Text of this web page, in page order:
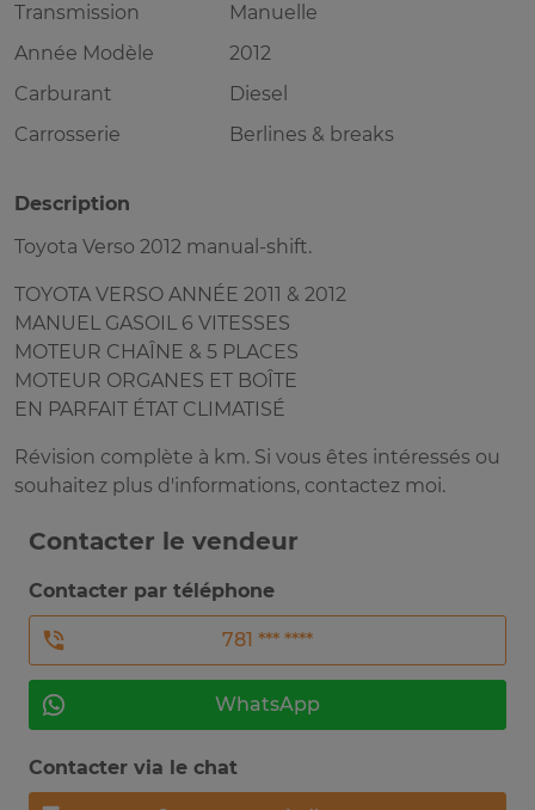
Transmission
Manuelle
Année Modèle
2012
Carburant
Diesel
Carrosserie
Berlines & breaks
Description
Toyota Verso 2012 manual-shift.
TOYOTA VERSO ANNÉE 2011 & 2012
MANUEL GASOIL 6 VITESSES
MOTEUR CHAÎNE & 5 PLACES
MOTEUR ORGANES ET BOÎTE
EN PARFAIT ÉTAT CLIMATISÉ
Révision complète à km. Si vous êtes intéressés ou
souhaitez plus d'informations, contactez moi.
Contacter le vendeur
Contacter par téléphone
781 *** ****
WhatsApp
Contacter via le chat